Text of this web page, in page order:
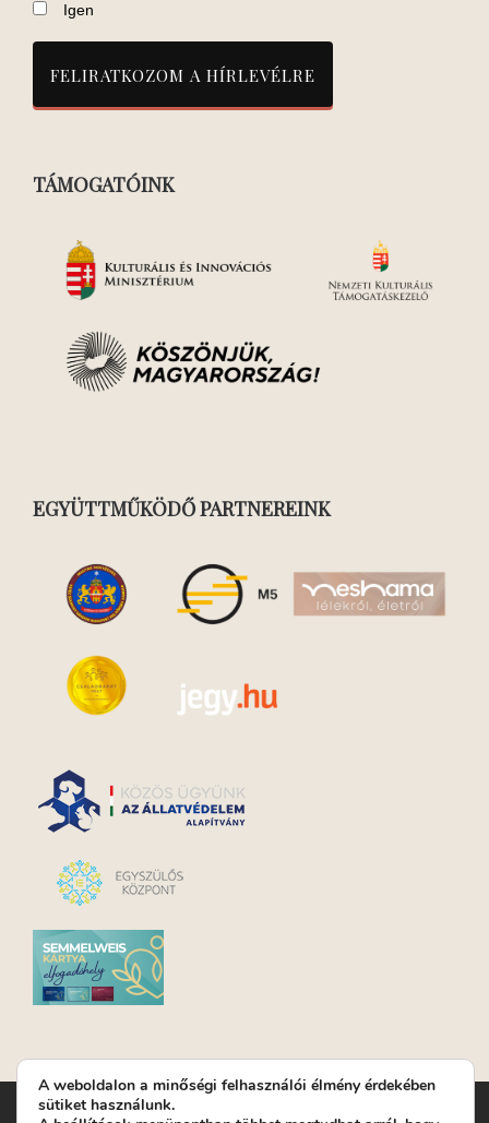
Igen
TÁMOGATÓINK
EGYÜTTMŰKÖDŐ PARTNEREINK
Turay Ida Színház Közhasznú Nonprofit Kft. | Működési
A weboldalon a minőségi felhasználói élmény érdekében
sütiket használunk.